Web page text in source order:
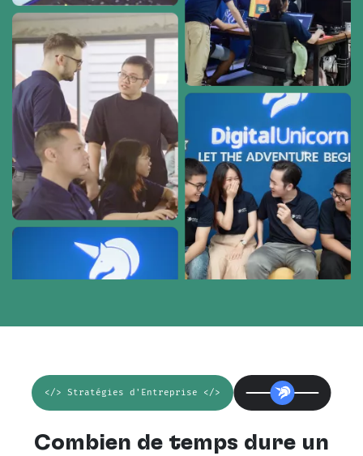
</> Stratégies d'Entreprise </>
Combien de temps dure un